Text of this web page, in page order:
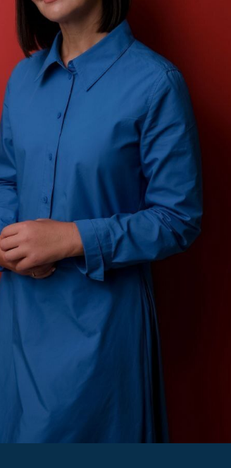
наших юристов, потому что когда
ведем его, чтобы отработать
добиться необходимого для
доверители отмечают высокий
говорят практически все. В
то был в другой компании, — говорят